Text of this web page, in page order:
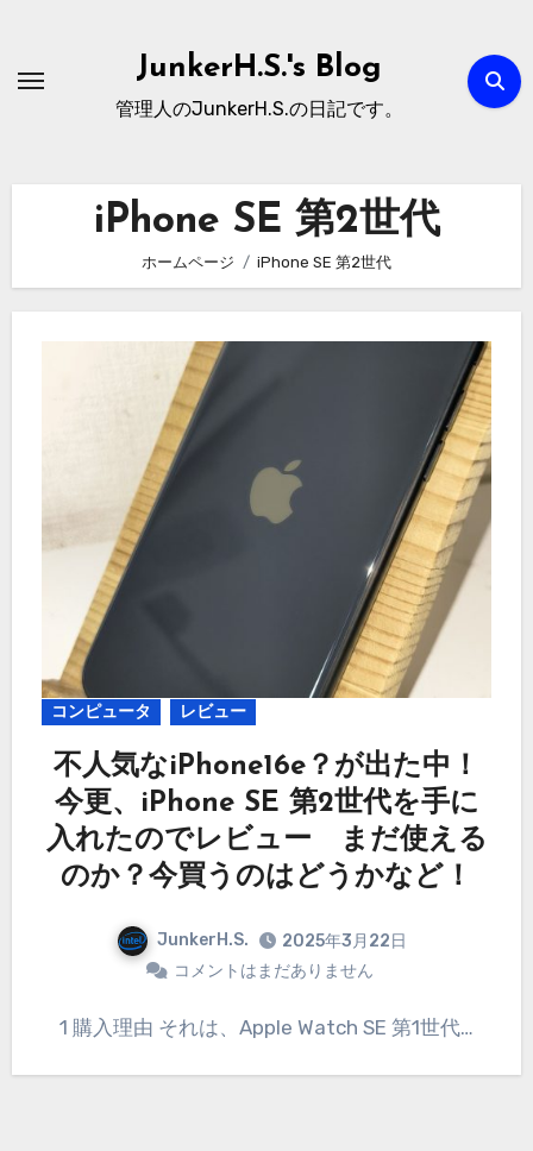
JunkerH.S.'s Blog
管理人のJunkerH.S.の日記です。
iPhone SE 第2世代
ホームページ iPhone SE 第2世代
コンピュータ レビュー
不人気なiPhone16e？が出た中！
今更、iPhone SE 第2世代を手に
入れたのでレビュー まだ使える
のか？今買うのはどうかなど！
JunkerH.S.
2025年3月22日
コメントはまだありません
1 購入理由 それは、Apple Watch SE 第1世代…